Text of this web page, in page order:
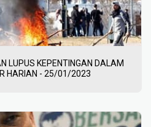
LUPUS KEPENTINGAN DALAM
HARIAN - 25/01/2023